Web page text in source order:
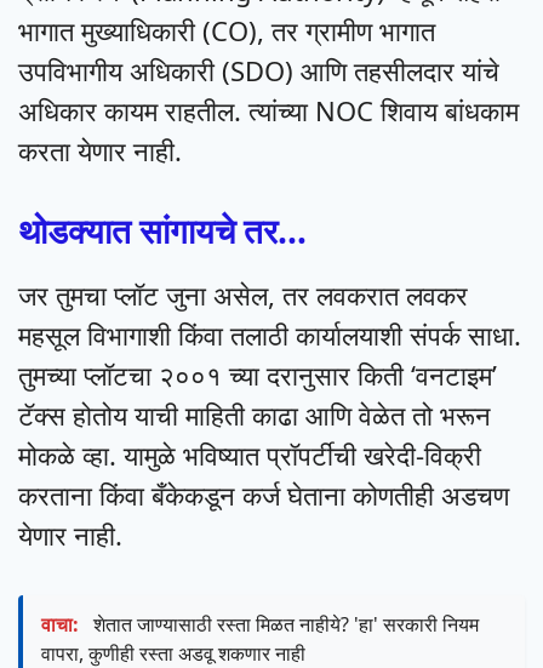
भागात मुख्याधिकारी (CO), तर ग्रामीण भागात
उपविभागीय अधिकारी (SDO) आणि तहसीलदार यांचे
अधिकार कायम राहतील. त्यांच्या NOC शिवाय बांधकाम
करता येणार नाही.
थोडक्यात सांगायचे तर…
जर तुमचा प्लॉट जुना असेल, तर लवकरात लवकर
महसूल विभागाशी किंवा तलाठी कार्यालयाशी संपर्क साधा.
तुमच्या प्लॉटचा २००१ च्या दरानुसार किती ‘वनटाइम’
टॅक्स होतोय याची माहिती काढा आणि वेळेत तो भरून
मोकळे व्हा. यामुळे भविष्यात प्रॉपर्टीची खरेदी-विक्री
करताना किंवा बँकेकडून कर्ज घेताना कोणतीही अडचण
येणार नाही.
वाचा: शेतात जाण्यासाठी रस्ता मिळत नाहीये? 'हा' सरकारी नियम
वापरा, कुणीही रस्ता अडवू शकणार नाही